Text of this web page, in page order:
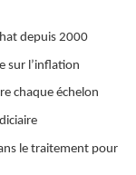
depuis 2000
sur l’inflation
chaque échelon
le traitement pour